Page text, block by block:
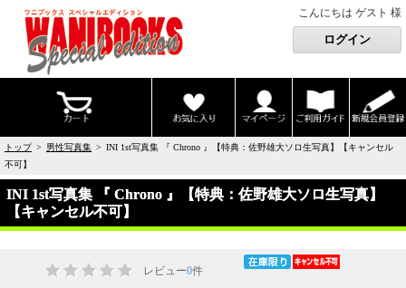
こんにちは ゲスト 様
トップ> 男性写真集 > INI 1st写真集 『 Chrono 』【特典：佐野雄大ソロ生写真】【キャンセル
不可】
INI 1st写真集 『 Chrono 』【特典：佐野雄大ソロ生写真】
【キャンセル不可】
レビュー0件